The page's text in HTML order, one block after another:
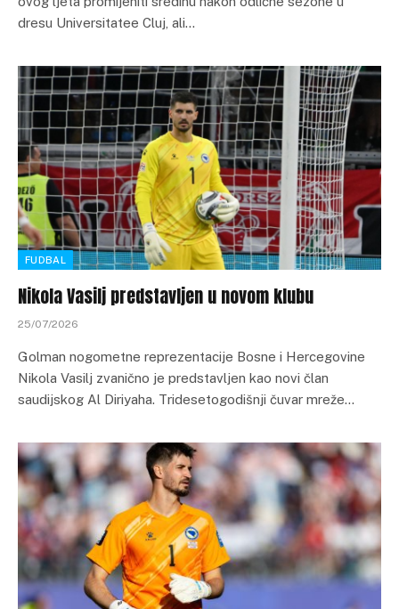
dresu Universitatee Cluj, ali…
FUDBAL
Nikola Vasilj predstavljen u novom klubu
25/07/2026
Golman nogometne reprezentacije Bosne i Hercegovine
Nikola Vasilj zvanično je predstavljen kao novi član
saudijskog Al Diriyaha. Tridesetogodišnji čuvar mreže…